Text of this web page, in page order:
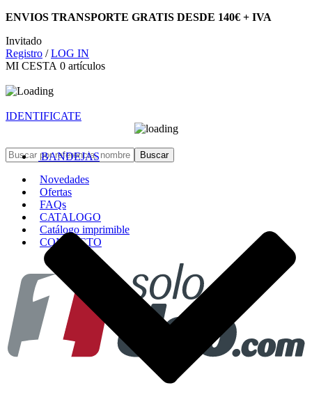
ENVIOS TRANSPORTE GRATIS DESDE 140€ + IVA
Invitado
Registro /LOG IN
MI CESTA 0 artículos
IDENTIFICATE
Novedades
Ofertas
FAQs
CATALOGO
Catálogo imprimible
CONTACTO
BANDEJAS